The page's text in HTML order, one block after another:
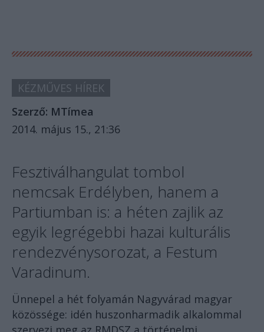
KÉZMŰVES HÍREK
Szerző: MTímea
2014. május 15., 21:36
Fesztiválhangulat tombol
nemcsak Erdélyben, hanem a
Partiumban is: a héten zajlik az
egyik legrégebbi hazai kulturális
rendezvénysorozat, a Festum
Varadinum.
Ünnepel a hét folyamán Nagyvárad magyar
közössége: idén huszonharmadik alkalommal